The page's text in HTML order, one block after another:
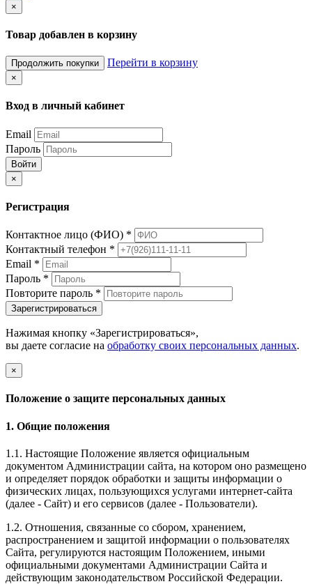
×
Товар добавлен в корзину
Продолжить покупки Перейти в корзину
×
Вход в личный кабинет
Email
Пароль
Войти
×
Регистрация
Контактное лицо (ФИО) *
Контактный телефон *
Email *
Пароль *
Повторите пароль *
Зарегистрироваться
Нажимая кнопку «Зарегистрироваться»,
вы даете согласие на обработку своих персональных данных.
×
Положение о защите персональных данных
1. Общие положения
1.1. Настоящие Положение является официальным
документом Администрации сайта, на котором оно размещено
и определяет порядок обработки и защиты информации о
физических лицах, пользующихся услугами интернет-сайта
(далее - Сайт) и его сервисов (далее - Пользователи).
1.2. Отношения, связанные со сбором, хранением,
распространением и защитой информации о пользователях
Сайта, регулируются настоящим Положением, иными
официальными документами Администрации Сайта и
действующим законодательством Российской Федерации.